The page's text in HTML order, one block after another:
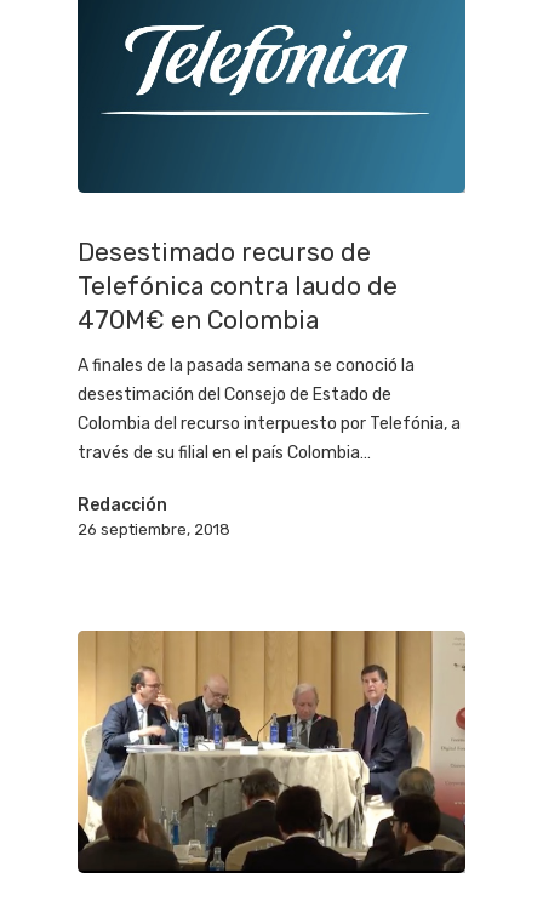
Desestimado recurso de
Telefónica contra laudo de
470M€ en Colombia
A finales de la pasada semana se conoció la
desestimación del Consejo de Estado de
Colombia del recurso interpuesto por Telefónia, a
través de su filial en el país Colombia…
Redacción
26 septiembre, 2018